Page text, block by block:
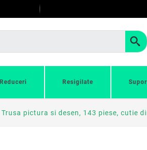
Reduceri Resigilate
Trusa pictura si desen, 143 piese, cutie